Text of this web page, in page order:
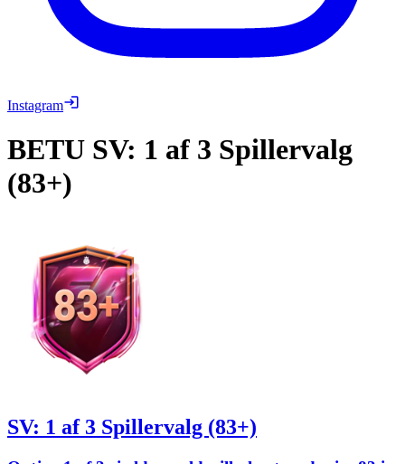
Instagram
BETU SV: 1 af 3 Spillervalg
(83+)
SV: 1 af 3 Spillervalg (83+)